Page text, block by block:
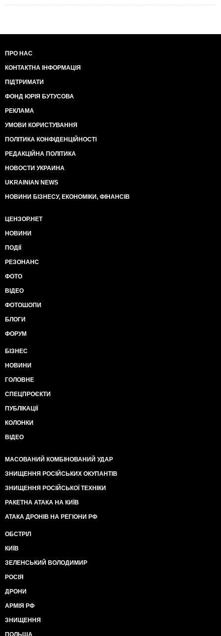
ПРО НАС
КОНТАКТНА ІНФОРМАЦІЯ
ПІДТРИМАТИ
ФОНД ЮРІЯ БУТУСОВА
РЕКЛАМА
УМОВИ КОРИСТУВАННЯ
ПОЛІТИКА КОНФІДЕНЦІЙНОСТІ
РЕДАКЦІЙНА ПОЛІТИКА
НОВОСТИ УКРАИНА
UKRAINIAN NEWS
НОВИНИ БІЗНЕСУ, ЕКОНОМІКИ, ФІНАНСІВ
ЦЕНЗОР.НЕТ
НОВИНИ
ПОДІЇ
РЕЗОНАНС
ФОТО
ВІДЕО
ФОТОШОПИ
БЛОГИ
ФОРУМ
БІЗНЕС
НОВИНИ
ГОЛОВНЕ
СПЕЦПРОЄКТИ
ПУБЛІКАЦІЇ
КОЛОНКИ
ВІДЕО
МАСОВАНИЙ КОМБІНОВАНИЙ УДАР
ЗНИЩЕННЯ РОСІЙСЬКИХ ОКУПАНТІВ
ЗНИЩЕННЯ РОСІЙСЬКОЇ ТЕХНІКИ
РАКЕТНА АТАКА НА КИЇВ
АТАКА ДРОНІВ НА РЕГІОНИ РФ
ОБСТРІЛ
КИЇВ
ЗЕЛЕНСЬКИЙ ВОЛОДИМИР
РОСІЯ
ДРОНИ
АРМІЯ РФ
ЗНИЩЕННЯ